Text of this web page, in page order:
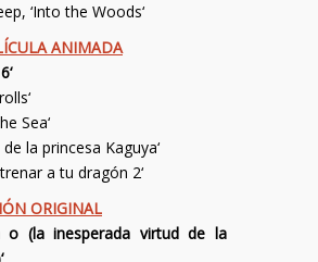
, ‘Into the Woods‘
ANIMADA
‘
‘
Sea‘
la princesa Kaguya‘
a tu dragón 2‘
ORIGINAL
o (la inesperada virtud de la